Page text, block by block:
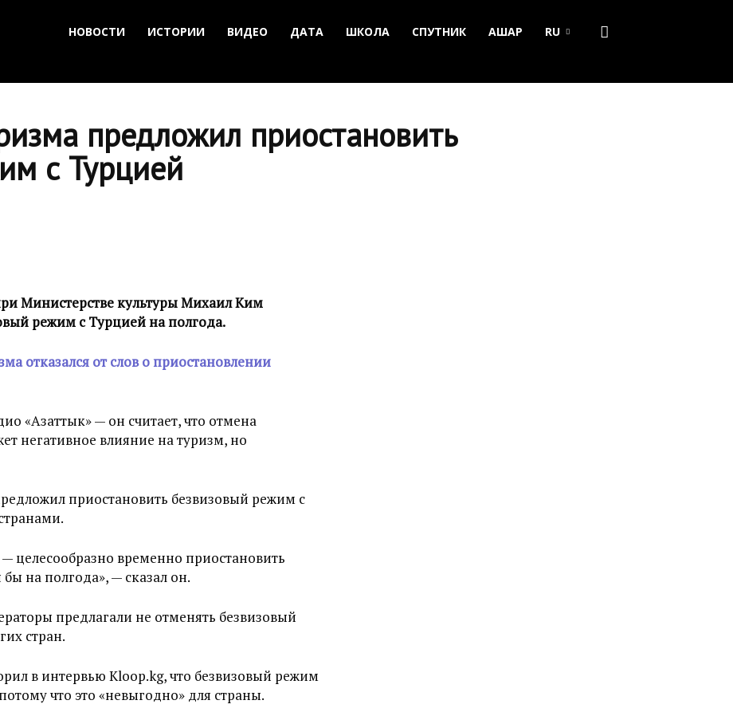
НОВОСТИ ИСТОРИИ ВИДЕО ДАТА ШКОЛА СПУТНИК АШАР RU
предложил приостановить
с Турцией
Министерстве культуры Михаил Ким
режим с Турцией на полгода.
отказался от слов о приостановлении
«Азаттык» — он считает, что отмена
негативное влияние на туризм, но
приостановить безвизовый режим с
целесообразно временно приостановить
на полгода», — сказал он.
предлагали не отменять безвизовый
стран.
в интервью Kloop.kg, что безвизовый режим
что это «невыгодно» для страны.